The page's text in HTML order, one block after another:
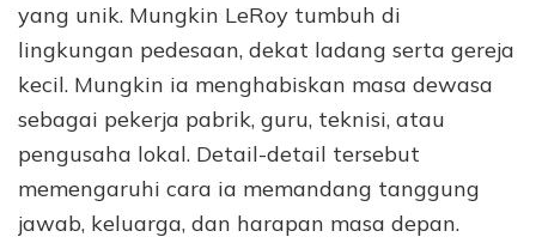
yang unik. Mungkin LeRoy tumbuh di
lingkungan pedesaan, dekat ladang serta gereja
kecil. Mungkin ia menghabiskan masa dewasa
sebagai pekerja pabrik, guru, teknisi, atau
pengusaha lokal. Detail-detail tersebut
memengaruhi cara ia memandang tanggung
jawab, keluarga, dan harapan masa depan.